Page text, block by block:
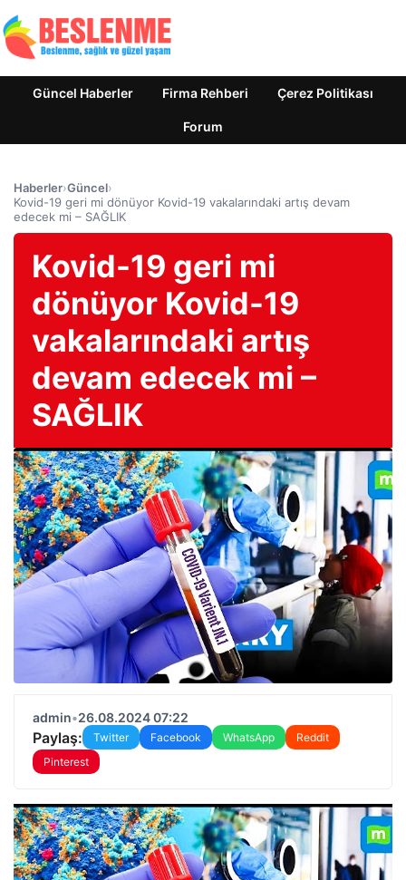
Güncel Haberler Firma Rehberi Çerez Politikası
Forum
Haberler›Güncel›
Kovid-19 geri mi dönüyor Kovid-19 vakalarındaki artış devam
edecek mi – SAĞLIK
Kovid-19 geri mi
dönüyor Kovid-19
vakalarındaki artış
devam edecek mi –
SAĞLIK
admin•26.08.2024 07:22
Paylaş: Twitter Facebook WhatsApp
Reddit
Pinterest